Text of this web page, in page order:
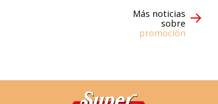
Más noticias
sobre
promoción